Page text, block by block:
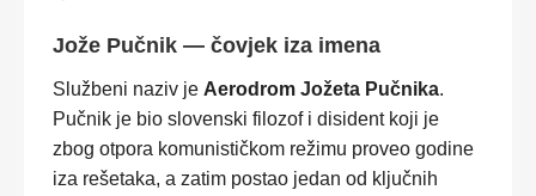
Jože Pučnik — čovjek iza imena
Službeni naziv je Aerodrom Jožeta Pučnika.
Pučnik je bio slovenski filozof i disident koji je
zbog otpora komunističkom režimu proveo godine
iza rešetaka, a zatim postao jedan od ključnih